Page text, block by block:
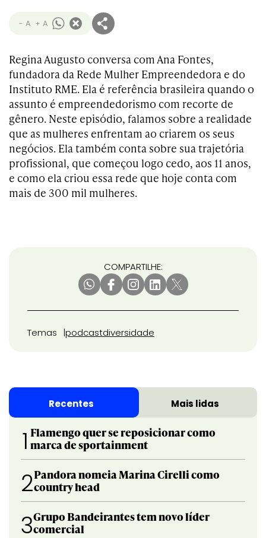
- A + A
Regina Augusto conversa com Ana Fontes,
fundadora da Rede Mulher Empreendedora e do
Instituto RME. Ela é referência brasileira quando o
assunto é empreendedorismo com recorte de
gênero. Neste episódio, falamos sobre a realidade
que as mulheres enfrentam ao criarem os seus
negócios. Ela também conta sobre sua trajetória
profissional, que começou logo cedo, aos 11 anos,
e como ela criou essa rede que hoje conta com
mais de 300 mil mulheres.
COMPARTILHE:
Temas podcastdiversidade
Recentes Mais lidas
1 Flamengo quer se reposicionar como
marca de sportainment
2Pandora nomeia Marina Cirelli como
country head
3Grupo Bandeirantes tem novo líder
comercial